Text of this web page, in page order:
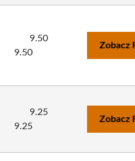
9.50
9.50
Zobacz
9.25
9.25
Zobacz